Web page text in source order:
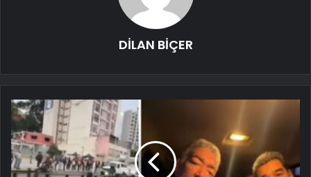
DİLAN BİÇER